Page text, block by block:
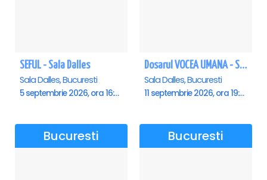
SEFUL - Sala Dalles
Sala Dalles, Bucuresti
5 septembrie 2026, ora 16:00
Dosarul VOCEA UMANA - Sala Dalles
Sala Dalles, Bucuresti
11 septembrie 2026, ora 19:30
Bucuresti Bucuresti